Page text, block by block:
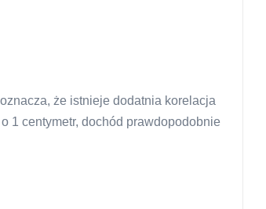
że ​​istnieje dodatnia korelacja
1 centymetr, dochód prawdopodobnie